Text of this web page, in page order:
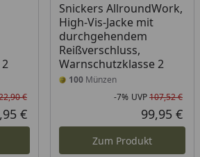
Rabatt in Prozent
Ursprünglicher Preis
€
Aktueller Preis
€
Snickers AllroundWork,
High-Vis-Jacke mit
durchgehendem
Reißverschluss,
Warnschutzklasse 2
100Münzen
-7% UVP107,52 €
99,95 €
Zum Produkt